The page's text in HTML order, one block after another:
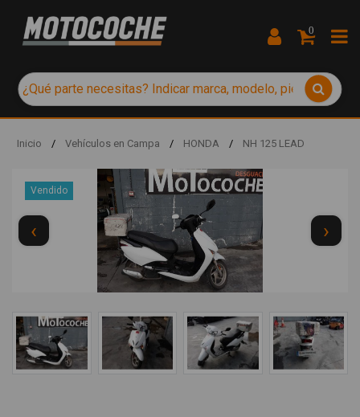
0
Inicio / Vehículos en Campa / HONDA / NH 125 LEAD
Vendido
‹ ›